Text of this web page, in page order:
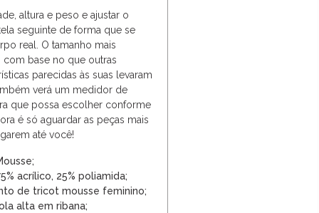
altura e peso e ajustar o
seguinte de forma que se
real. O tamanho mais
base no que outras
parecidas às suas levaram
verá um medidor de
que possa escolher conforme
é só aguardar as peças mais
até você!
acrílico, 25% poliamida;
de tricot mousse feminino;
alta em ribana;